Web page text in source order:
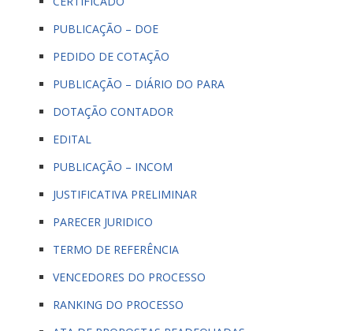
PUBLICAÇÃO – DOE
PEDIDO DE COTAÇÃO
PUBLICAÇÃO – DIÁRIO DO PARA
DOTAÇÃO CONTADOR
EDITAL
PUBLICAÇÃO – INCOM
JUSTIFICATIVA PRELIMINAR
PARECER JURIDICO
TERMO DE REFERÊNCIA
VENCEDORES DO PROCESSO
RANKING DO PROCESSO